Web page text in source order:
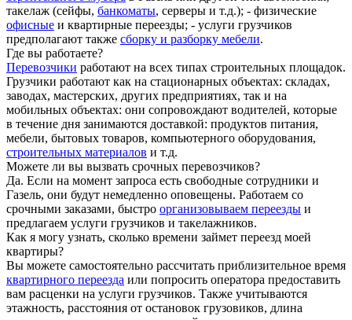
такелаж (сейфы, банкоматы, серверы и т.д.); - физические
офисные и квартирные переезды; - услуги грузчиков
предполагают также сборку и разборку мебели.
Где вы работаете?
Перевозчики работают на всех типах строительных площадок.
Грузчики работают как на стационарных объектах: складах,
заводах, мастерских, других предприятиях, так и на
мобильных объектах: они сопровождают водителей, которые
в течение дня занимаются доставкой: продуктов питания,
мебели, бытовых товаров, компьютерного оборудования,
строительных материалов и т.д.
Можете ли вы вызвать срочных перевозчиков?
Да. Если на момент запроса есть свободные сотрудники и
Газель, они будут немедленно оповещены. Работаем со
срочными заказами, быстро организовываем переезды и
предлагаем услуги грузчиков и такелажников.
Как я могу узнать, сколько времени займет переезд моей
квартиры?
Вы можете самостоятельно рассчитать приблизительное время
квартирного переезда или попросить оператора предоставить
вам расценки на услуги грузчиков. Также учитываются
этажность, расстояния от остановок грузовиков, длина